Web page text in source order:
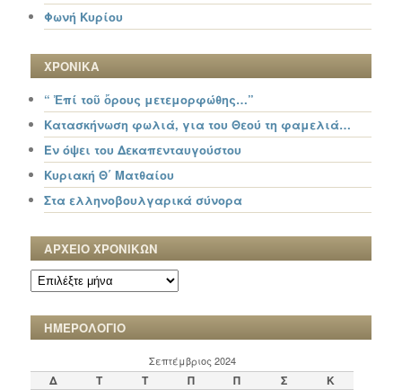
Φωνή Κυρίου
ΧΡΟΝΙΚΑ
“ Ἐπί τοῦ ὄρους μετεμορφώθης…”
Κατασκήνωση φωλιά, για του Θεού τη φαμελιά…
Εν όψει του Δεκαπενταυγούστου
Κυριακή Θ΄ Ματθαίου
Στα ελληνοβουλγαρικά σύνορα
ΑΡΧΕΙΟ ΧΡΟΝΙΚΩΝ
ΑΡΧΕΙΟ
ΧΡΟΝΙΚΩΝ
ΗΜΕΡΟΛΟΓΙΟ
Σεπτέμβριος 2024
Δ Τ Τ Π Π Σ Κ